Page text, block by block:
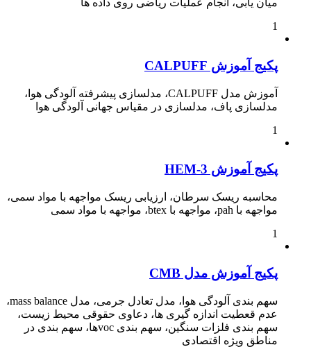
میان یابی، انجام عملیات ریاضی روی داده ها
1
پکیج آموزش CALPUFF
آموزش مدل CALPUFF، مدلسازی پیشرفته آلودگی هوا،
مدلسازی پاف، مدلسازی در مقیاس جهانی آلودگی هوا
1
پکیج آموزش HEM-3
محاسبه ریسک سرطان، ارزیابی ریسک مواجهه با مواد سمی،
مواجهه با pah، مواجهه با btex، مواجهه با مواد سمی
1
پکیج آموزش مدل CMB
سهم بندی آلودگی هوا، مدل تعادل جرمی، مدل mass balance،
عدم قعطیت اندازه گیری ها، دعاوی حقوقی محیط زیست،
سهم بندی فلزات سنگین، سهم بندی vocها، سهم بندی در
مناطق ویژه اقتصادی